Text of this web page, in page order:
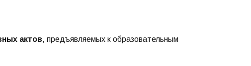
актов, предъявляемых к образовательным